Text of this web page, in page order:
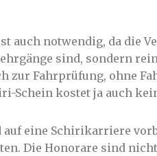
auch notwendig, da die
sind, sondern
zur Fahrprüfung, ohne
Schein kostet ja auch
auf eine Schirikarriere
Die Honorare sind